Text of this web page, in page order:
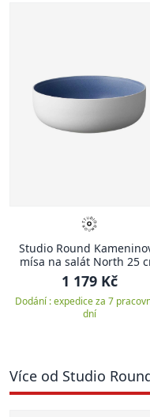
Studio Round
mísa na salát North 25
White/Matte River
1 179 Kč
Dodání : expedice za 7
dní
Více od Studio